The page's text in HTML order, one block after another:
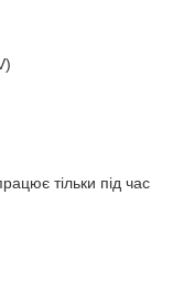
тільки під час